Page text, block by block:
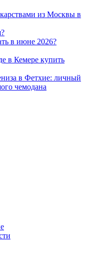
из Москвы в
в июне 2026?
в Кемере купить
в Фетхие: личный
чемодана